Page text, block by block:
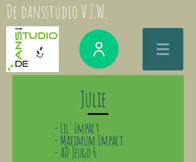
De dansstudio V.Z.W.
Julie
- Lil' Impact
- Maximum Impact
- AD Jeugd 6